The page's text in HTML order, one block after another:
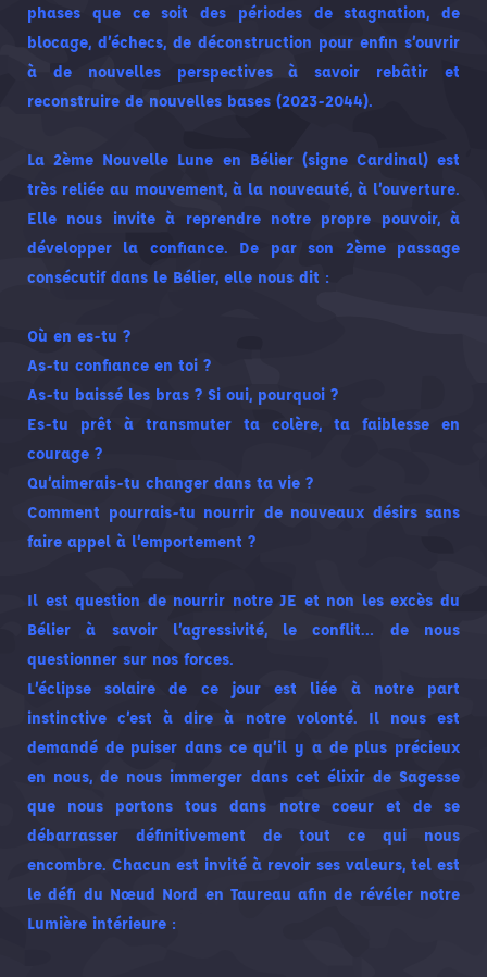
phases que ce soit des périodes de stagnation, de
blocage, d’échecs, de déconstruction pour enfin s’ouvrir
à de nouvelles perspectivesà savoir rebâtir et
reconstruire de nouvelles bases (2023-2044).
La 2ème Nouvelle Lune en Bélier (signe Cardinal) est
très reliée au mouvement, à la nouveauté, à l’ouverture.
Elle nous invite à reprendre notre propre pouvoir, à
développer la confiance. De par son 2ème passage
consécutif dans le Bélier, elle nous dit :
Où en es-tu ?
As-tu confiance en toi ?
As-tu baissé les bras ? Si oui, pourquoi ?
Es-tu prêt à transmuter ta colère, ta faiblesse en
courage ?
Qu’aimerais-tu changer dans ta vie ?
Comment pourrais-tu nourrir de nouveaux désirs sans
faire appel à l’emportement ?
Il est question de nourrir notre JE et non les excès du
Bélier à savoir l’agressivité, le conflit… de nous
questionner sur nos forces.
L’éclipse solaire de ce jour est liée à notre part
instinctive c’est à dire à notre volonté. Il nous est
demandé de puiser dans ce qu’il y a de plus précieux
en nous, de nous immerger dans cet élixir de Sagesse
que nous portons tous dans notre coeur et de se
débarrasser définitivement de tout ce qui nous
encombre. Chacun est invité à revoir ses valeurs, tel est
le défi du Nœud Nord en Taureau afin de révéler notre
Lumière intérieure :